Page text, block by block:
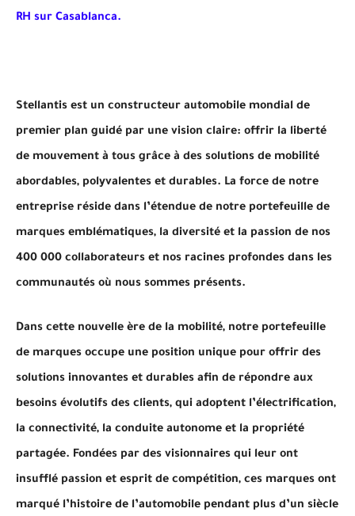
RH sur Casablanca.
Stellantis est un constructeur automobile mondial de
premier plan guidé par une vision claire: offrir la liberté
de mouvement à tous grâce à des solutions de mobilité
abordables, polyvalentes et durables. La force de notre
entreprise réside dans l’étendue de notre portefeuille de
marques emblématiques, la diversité et la passion de nos
400 000 collaborateurs et nos racines profondes dans les
communautés où nous sommes présents.
Dans cette nouvelle ère de la mobilité, notre portefeuille
de marques occupe une position unique pour offrir des
solutions innovantes et durables afin de répondre aux
besoins évolutifs des clients, qui adoptent l’électrification,
la connectivité, la conduite autonome et la propriété
partagée. Fondées par des visionnaires qui leur ont
insufflé passion et esprit de compétition, ces marques ont
marqué l’histoire de l’automobile pendant plus d’un siècle